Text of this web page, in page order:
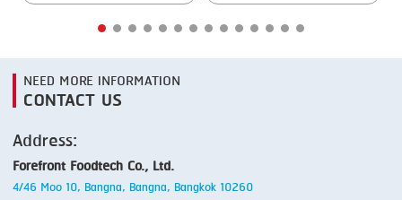
NEED MORE INFORMATION
CONTACT US
Address:
Forefront Foodtech Co., Ltd.
4/46 Moo 10, Bangna, Bangna, Bangkok 10260